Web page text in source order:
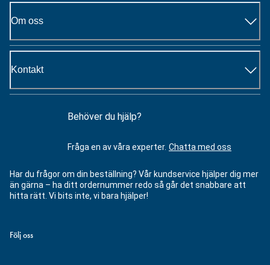
Om oss
Kontakt
Behöver du hjälp?
Fråga en av våra experter. Chatta med oss
Har du frågor om din beställning? Vår kundservice hjälper dig mer
än gärna – ha ditt ordernummer redo så går det snabbare att
hitta rätt. Vi bits inte, vi bara hjälper!
Följ oss